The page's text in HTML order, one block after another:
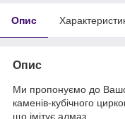
Опис
Опис
Ми пропонуємо до
каменів-кубічного
що імітує алмаз.